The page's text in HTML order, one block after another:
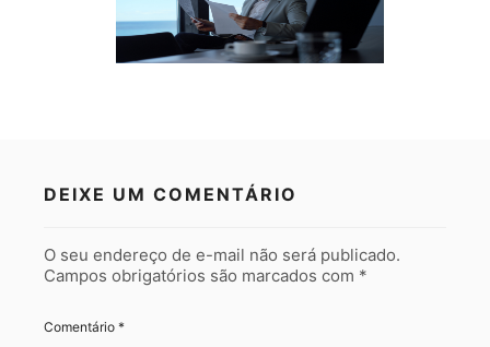
DEIXE UM COMENTÁRIO
O seu endereço de e-mail não será publicado.
Campos obrigatórios são marcados com *
Comentário *